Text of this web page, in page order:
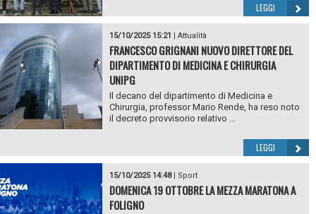
LEGGI
15/10/2025 15:21 | Attualità
FRANCESCO GRIGNANI NUOVO DIRETTORE DEL
DIPARTIMENTO DI MEDICINA E CHIRURGIA
UNIPG
Il decano del dipartimento di Medicina e
Chirurgia, professor Mario Rende, ha reso noto
il decreto provvisorio relativo ...
LEGGI
15/10/2025 14:48| Sport
DOMENICA 19 OTTOBRE LA MEZZA MARATONA A
FOLIGNO